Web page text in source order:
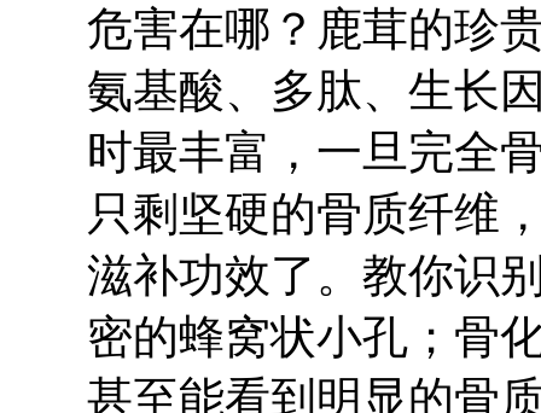
危害在哪？鹿茸的珍
氨基酸、多肽、生长
时最丰富，一旦完全
只剩坚硬的骨质纤维
滋补功效了。教你识
密的蜂窝状小孔；骨
甚至能看到明显的骨